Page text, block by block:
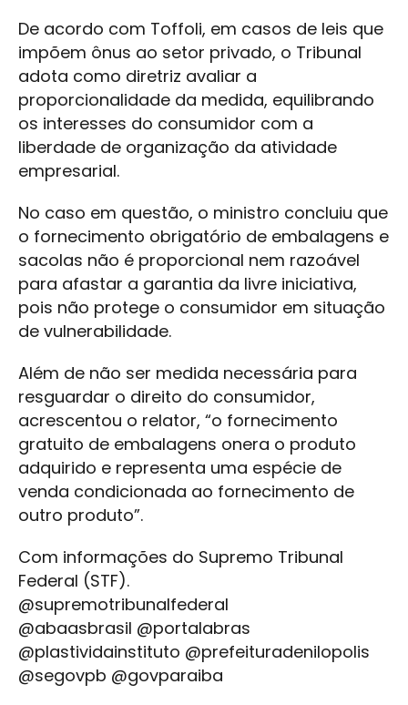
De acordo com Toffoli, em casos de leis que
impõem ônus ao setor privado, o Tribunal
adota como diretriz avaliar a
proporcionalidade da medida, equilibrando
os interesses do consumidor com a
liberdade de organização da atividade
empresarial.
No caso em questão, o ministro concluiu que
o fornecimento obrigatório de embalagens e
sacolas não é proporcional nem razoável
para afastar a garantia da livre iniciativa,
pois não protege o consumidor em situação
de vulnerabilidade.
Além de não ser medida necessária para
resguardar o direito do consumidor,
acrescentou o relator, “o fornecimento
gratuito de embalagens onera o produto
adquirido e representa uma espécie de
venda condicionada ao fornecimento de
outro produto”.
Com informações do Supremo Tribunal
Federal (STF).
@supremotribunalfederal
@abaasbrasil @portalabras
@plastividainstituto @prefeituradenilopolis
@segovpb @govparaiba